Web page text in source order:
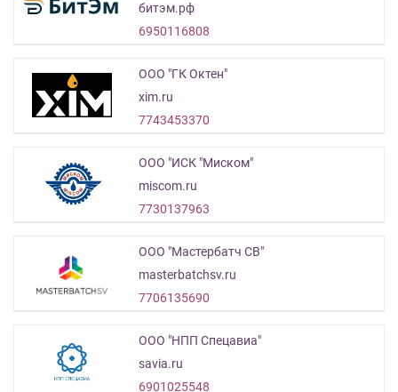
битэм.рф
6950116808
ООО "ГК Октен"
xim.ru
7743453370
ООО "ИСК "Миском"
miscom.ru
7730137963
ООО "Мастербатч СВ"
masterbatchsv.ru
7706135690
ООО "НПП Спецавиа"
savia.ru
6901025548